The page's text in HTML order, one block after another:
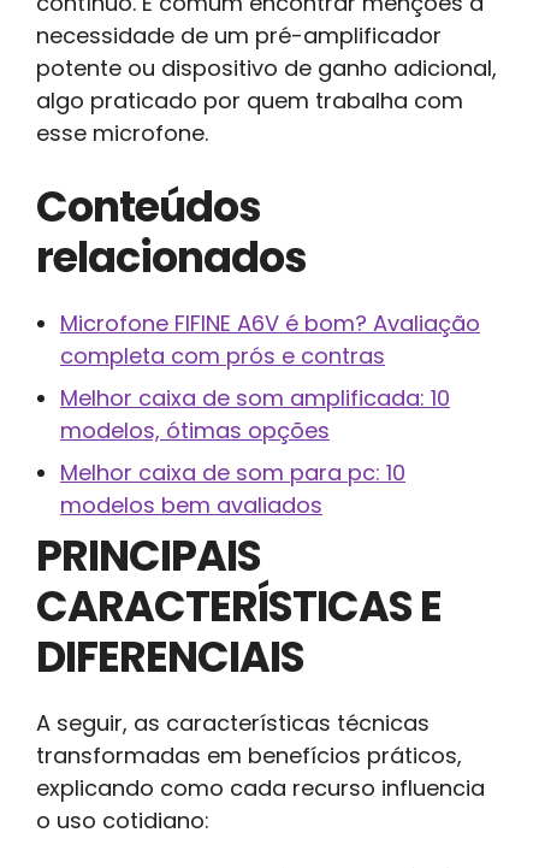
necessidade de um pré-amplificador
potente ou dispositivo de ganho adicional,
algo praticado por quem trabalha com
esse microfone.
Conteúdos
relacionados
Microfone FIFINE A6V é bom? Avaliação
completa com prós e contras
Melhor caixa de som amplificada: 10
modelos, ótimas opções
Melhor caixa de som para pc: 10
modelos bem avaliados
PRINCIPAIS
CARACTERÍSTICAS E
DIFERENCIAIS
A seguir, as características técnicas
transformadas em benefícios práticos,
explicando como cada recurso influencia
o uso cotidiano: